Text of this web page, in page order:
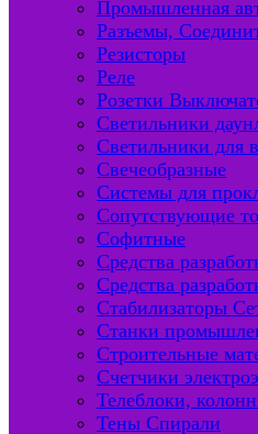
Промышленная
Разъемы,
Резисторы
Реле
Розетки
Светильники
Светильники для
Свечеобразные
Системы для
Сопутствующие
Софитные
Средства
Средства
Стабилизаторы
Станки
Строительные
Счетчики
Телеблоки,
Тены Спирали